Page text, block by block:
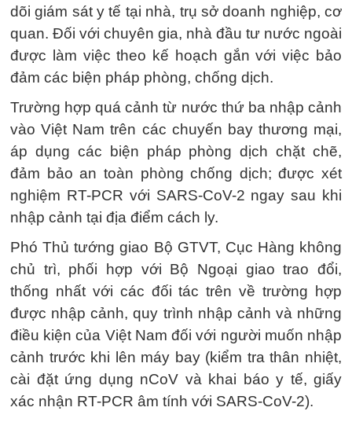
dõi giám sát y tế tại nhà, trụ sở doanh nghiệp, cơ
quan. Đối với chuyên gia, nhà đầu tư nước ngoài
được làm việc theo kế hoạch gắn với việc bảo
đảm các biện pháp phòng, chống dịch.
Trường hợp quá cảnh từ nước thứ ba nhập cảnh
vào Việt Nam trên các chuyến bay thương mại,
áp dụng các biện pháp phòng dịch chặt chẽ,
đảm bảo an toàn phòng chống dịch; được xét
nghiệm RT-PCR với SARS-CoV-2 ngay sau khi
nhập cảnh tại địa điểm cách ly.
Phó Thủ tướng giao Bộ GTVT, Cục Hàng không
chủ trì, phối hợp với Bộ Ngoại giao trao đổi,
thống nhất với các đối tác trên về trường hợp
được nhập cảnh, quy trình nhập cảnh và những
điều kiện của Việt Nam đối với người muốn nhập
cảnh trước khi lên máy bay (kiểm tra thân nhiệt,
cài đặt ứng dụng nCoV và khai báo y tế, giấy
xác nhận RT-PCR âm tính với SARS-CoV-2).